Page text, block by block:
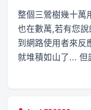
整個三鶯樹幾十萬
也在數萬,若有您
到網路使用者來反
就堆積如山了... 但